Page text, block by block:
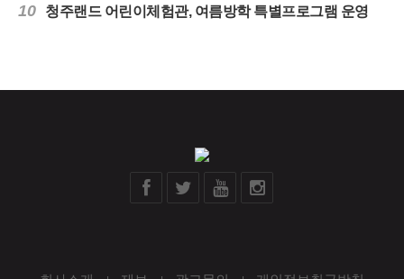
10 청주랜드 어린이체험관, 여름방학 특별프로그램 운영